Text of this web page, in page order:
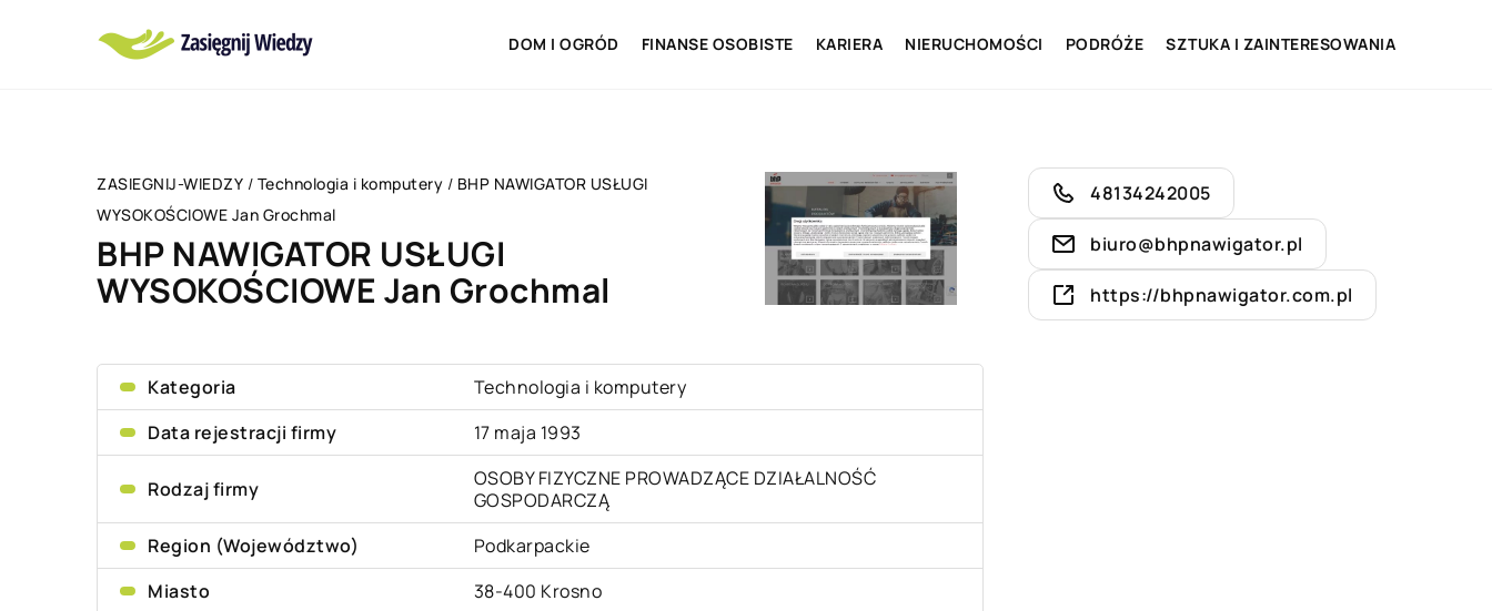
DOM I OGRÓD FINANSE OSOBISTE KARIERA NIERUCHOMOŚCI PODRÓŻE SZTUKA I ZAINTERESOWANIA
ZASIEGNIJ-WIEDZY / Technologia i komputery / BHP NAWIGATOR USŁUGI
WYSOKOŚCIOWE Jan Grochmal
BHP NAWIGATOR USŁUGI
WYSOKOŚCIOWE Jan Grochmal
Kategoria
Technologia i komputery
Data rejestracji firmy
17 maja 1993
Rodzaj firmy
OSOBY FIZYCZNE PROWADZĄCE DZIAŁALNOŚĆ
GOSPODARCZĄ
Region (Województwo)
Podkarpackie
Miasto
38-400 Krosno
48134242005
biuro@bhpnawigator.pl
https://bhpnawigator.com.pl